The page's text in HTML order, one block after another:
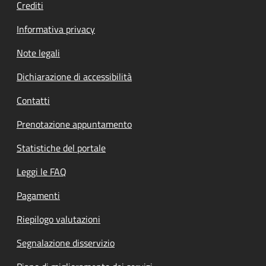
Crediti
Informativa privacy
Note legali
Dichiarazione di accessibilità
Contatti
Prenotazione appuntamento
Statistiche del portale
Leggi le FAQ
Pagamenti
Riepilogo valutazioni
Segnalazione disservizio